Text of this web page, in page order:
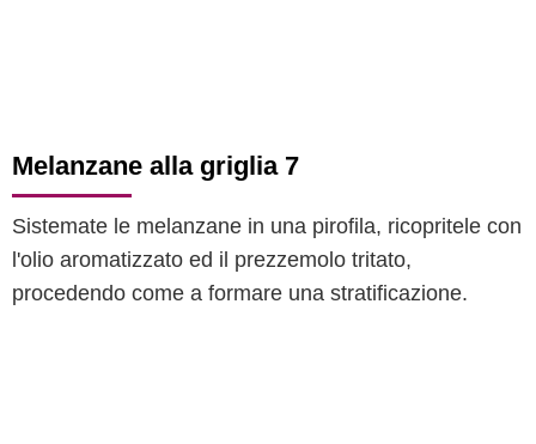
Melanzane alla griglia 7
Sistemate le melanzane in una pirofila, ricopritele con
l'olio aromatizzato ed il prezzemolo tritato,
procedendo come a formare una stratificazione.